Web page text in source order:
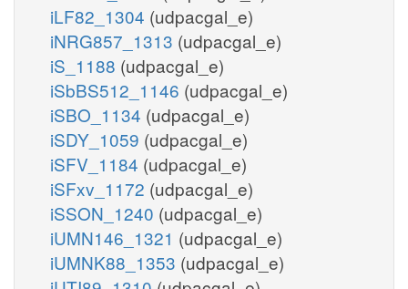
iLF82_1304 (udpacgal_e)
iNRG857_1313 (udpacgal_e)
iS_1188 (udpacgal_e)
iSbBS512_1146 (udpacgal_e)
iSBO_1134 (udpacgal_e)
iSDY_1059 (udpacgal_e)
iSFV_1184 (udpacgal_e)
iSFxv_1172 (udpacgal_e)
iSSON_1240 (udpacgal_e)
iUMN146_1321 (udpacgal_e)
iUMNK88_1353 (udpacgal_e)